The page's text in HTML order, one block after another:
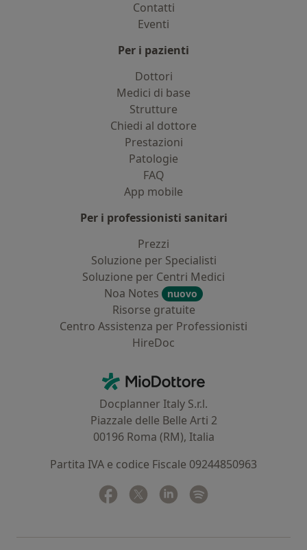
Contatti
Eventi
Per i pazienti
Dottori
Medici di base
Strutture
Chiedi al dottore
Prestazioni
Patologie
FAQ
App mobile
Per i professionisti sanitari
Prezzi
Soluzione per Specialisti
Soluzione per Centri Medici
Noa Notes
nuovo
Risorse gratuite
Centro Assistenza per Professionisti
HireDoc
MioDottore - Homepage
Docplanner Italy S.r.l.
Piazzale delle Belle Arti 2
00196 Roma (RM), Italia
Partita IVA e codice Fiscale 09244850963
Facebook
si apre in una nuova scheda
Twitter
si apre in una nuova scheda
Linkedin
si apre in una nuova